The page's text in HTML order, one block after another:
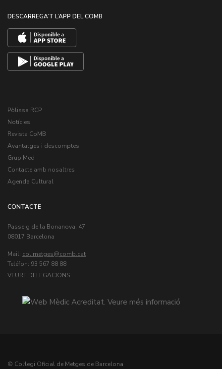
DESCARREGA’T L’APP DEL COMB
Pòlissa RCP
Notícies
Revista CoMB
Avantatges i descomptes
Grup Med
Contacte amb nosaltres
Agenda Cultural
CONTACTE
Passeig de la Bonanova, 47
08017 Barcelona
Mail: col.metges
Teléfon: 93 567 88 88
VEURE DELEGACIONS
© Col·legi Oficial de Metges de Barcelona